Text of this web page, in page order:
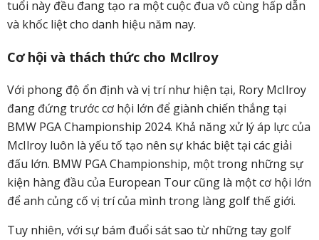
tuổi này đều đang tạo ra một cuộc đua vô cùng hấp dẫn
và khốc liệt cho danh hiệu năm nay.
Cơ hội và thách thức cho McIlroy
Với phong độ ổn định và vị trí như hiện tại, Rory McIlroy
đang đứng trước cơ hội lớn để giành chiến thắng tại
BMW PGA Championship 2024. Khả năng xử lý áp lực của
McIlroy luôn là yếu tố tạo nên sự khác biệt tại các giải
đấu lớn. BMW PGA Championship, một trong những sự
kiện hàng đầu của European Tour cũng là một cơ hội lớn
để anh củng cố vị trí của mình trong làng golf thế giới.
Tuy nhiên, với sự bám đuổi sát sao từ những tay golf